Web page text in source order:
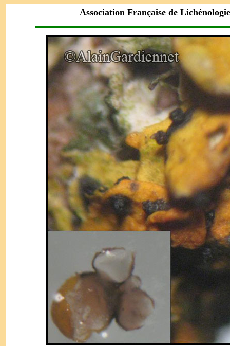
Association Française de Lichénologie